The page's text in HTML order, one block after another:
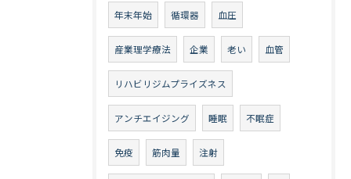
年末年始 循環器 血圧
産業理学療法 企業 老い 血管
リハビリジムプライズネス
アンチエイジング 睡眠 不眠症
免疫 筋肉量 注射